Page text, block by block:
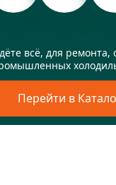
всё, для ремонта,
Перейти в